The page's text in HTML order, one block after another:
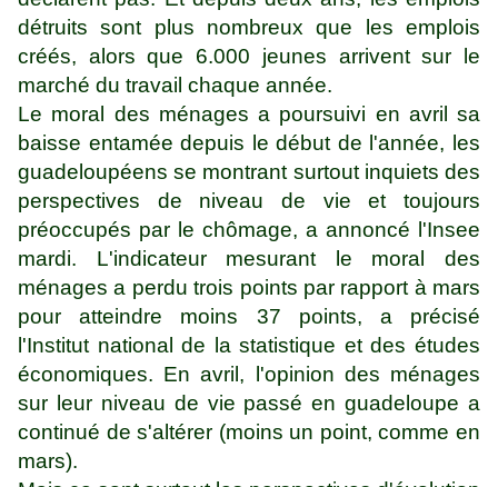
détruits sont plus nombreux que les emplois
créés, alors que 6.000 jeunes arrivent sur le
marché du travail chaque année.
Le moral des ménages a poursuivi en avril sa
baisse entamée depuis le début de l'année, les
guadeloupéens se montrant surtout inquiets des
perspectives de niveau de vie et toujours
préoccupés par le chômage, a annoncé l'Insee
mardi. L'indicateur mesurant le moral des
ménages a perdu trois points par rapport à mars
pour atteindre moins 37 points, a précisé
l'Institut national de la statistique et des études
économiques. En avril, l'opinion des ménages
sur leur niveau de vie passé en guadeloupe a
continué de s'altérer (moins un point, comme en
mars).